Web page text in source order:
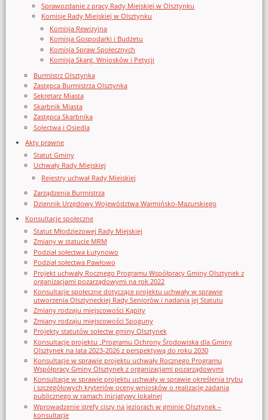
Sprawozdanie z pracy Rady Miejskiej w Olsztynku
Komisje Rady Miejskiej w Olsztynku
Komisja Rewizyjna
Komisja Gospodarki i Budżetu
Komisja Spraw Społecznych
Komisja Skarg, Wniosków i Petycji
Burmistrz Olsztynka
Zastępca Burmistrza Olsztynka
Sekretarz Miasta
Skarbnik Miasta
Zastępca Skarbnika
Sołectwa i Osiedla
Akty prawne
Statut Gminy
Uchwały Rady Miejskiej
Rejestry uchwał Rady Miejskiej
Zarządzenia Burmistrza
Dziennik Urzędowy Województwa Warmińsko-Mazurskiego
Konsultacje społeczne
Statut Młodzieżowej Rady Miejskiej
Zmiany w statucie MRM
Podział sołectwa Łutynowo
Podział sołectwa Pawłowo
Projekt uchwały Rocznego Programu Współpracy Gminy Olsztynek z
organizacjami pozarządowymi na rok 2022
Konsultacje społeczne dotyczące projektu uchwały w sprawie
utworzenia Olsztyneckiej Rady Seniorów i nadania jej Statutu
Zmiany rodzaju miejscowości Kąpity
Zmiany rodzaju miejscowości Spoguny
Projekty statutów sołectw gminy Olsztynek
Konsultacje projektu „Programu Ochrony Środowiska dla Gminy
Olsztynek na lata 2023-2026 z perspektywą do roku 2030
Konsultacje w sprawie projektu uchwały Rocznego Programu
Współpracy Gminy Olsztynek z organizacjami pozarządowymi
Konsultacje w sprawie projektu uchwały w sprawie określenia trybu
i szczegółowych kryteriów oceny wniosków o realizację zadania
publicznego w ramach inicjatywy lokalnej
Wprowadzenie strefy ciszy na jeziorach w gminie Olsztynek –
konsultacje